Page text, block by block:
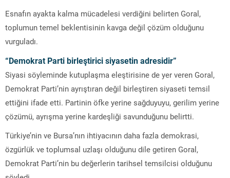
Esnafın ayakta kalma mücadelesi verdiğini belirten Goral,
toplumun temel beklentisinin kavga değil çözüm olduğunu
vurguladı.
“Demokrat Parti birleştirici siyasetin adresidir”
Siyasi söyleminde kutuplaşma eleştirisine de yer veren Goral,
Demokrat Parti’nin ayrıştıran değil birleştiren siyaseti temsil
ettiğini ifade etti. Partinin öfke yerine sağduyuyu, gerilim yerine
çözümü, ayrışma yerine kardeşliği savunduğunu belirtti.
Türkiye’nin ve Bursa’nın ihtiyacının daha fazla demokrasi,
özgürlük ve toplumsal uzlaşı olduğunu dile getiren Goral,
Demokrat Parti’nin bu değerlerin tarihsel temsilcisi olduğunu